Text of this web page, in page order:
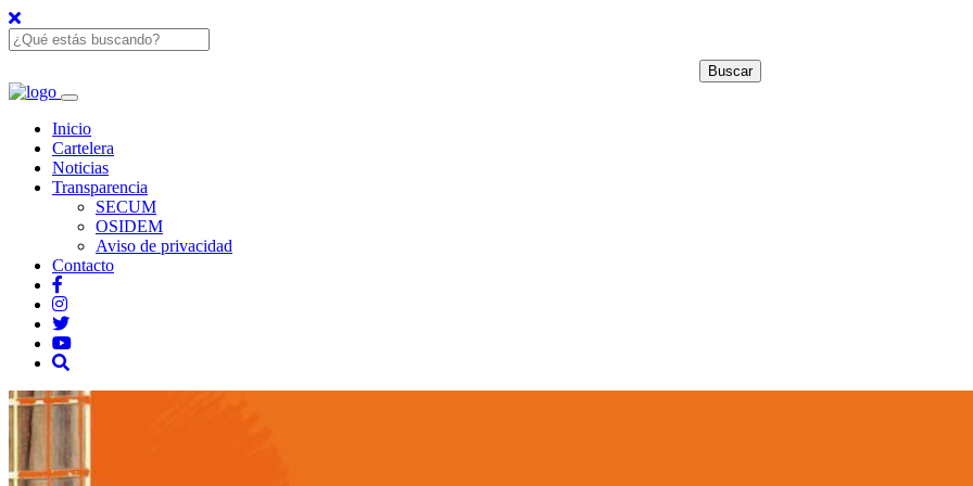
Inicio
Cartelera
Noticias
Transparencia
SECUM
OSIDEM
Aviso de privacidad
Contacto